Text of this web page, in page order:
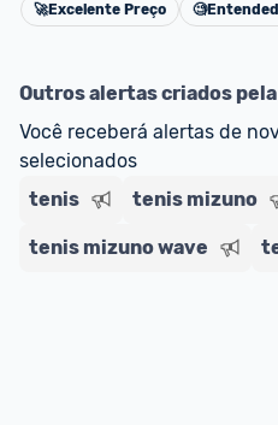
🚀Excelente Preço 🧐
Outros alertas criados
Você receberá alertas de
selecionados
tenis
tenis mizuno
tenis mizuno wave